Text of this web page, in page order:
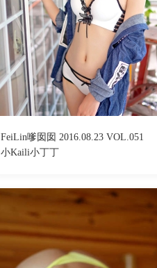
547 阅读
By
FeiLin嗲囡囡 2016.08.23 VOL.051
小Kaili小丁丁